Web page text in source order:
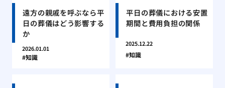
遠方の親戚を呼ぶなら平
日の葬儀はどう影響する
か
2026.01.01
知識
平日の葬儀における安置
期間と費用負担の関係
2025.12.22
知識